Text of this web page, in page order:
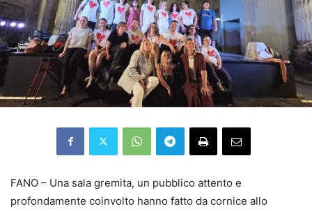
FANO – Una sala gremita, un pubblico attento e
profondamente coinvolto hanno fatto da cornice allo